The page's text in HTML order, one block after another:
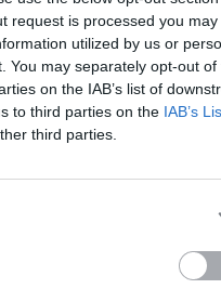
request is processed you may
utilized by us or
You may separately opt-out of
on the IAB’s list of
to third parties on the IAB’s
third parties.
για τους